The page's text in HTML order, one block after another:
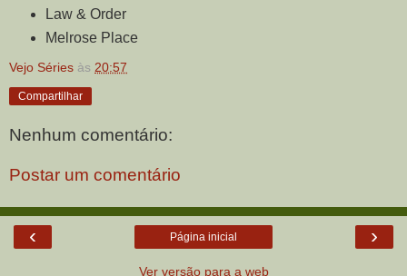
Law & Order
Melrose Place
Vejo Séries às 20:57
Compartilhar
Nenhum comentário:
Postar um comentário
‹ ›
Página inicial
Ver versão para a web